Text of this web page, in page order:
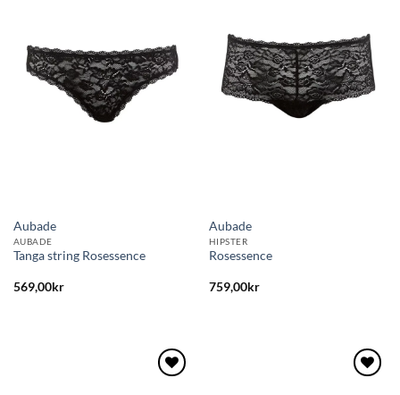
Aubade
AUBADE
Tanga string Rosessence
569,00kr
Aubade
HIPSTER
Rosessence
759,00kr